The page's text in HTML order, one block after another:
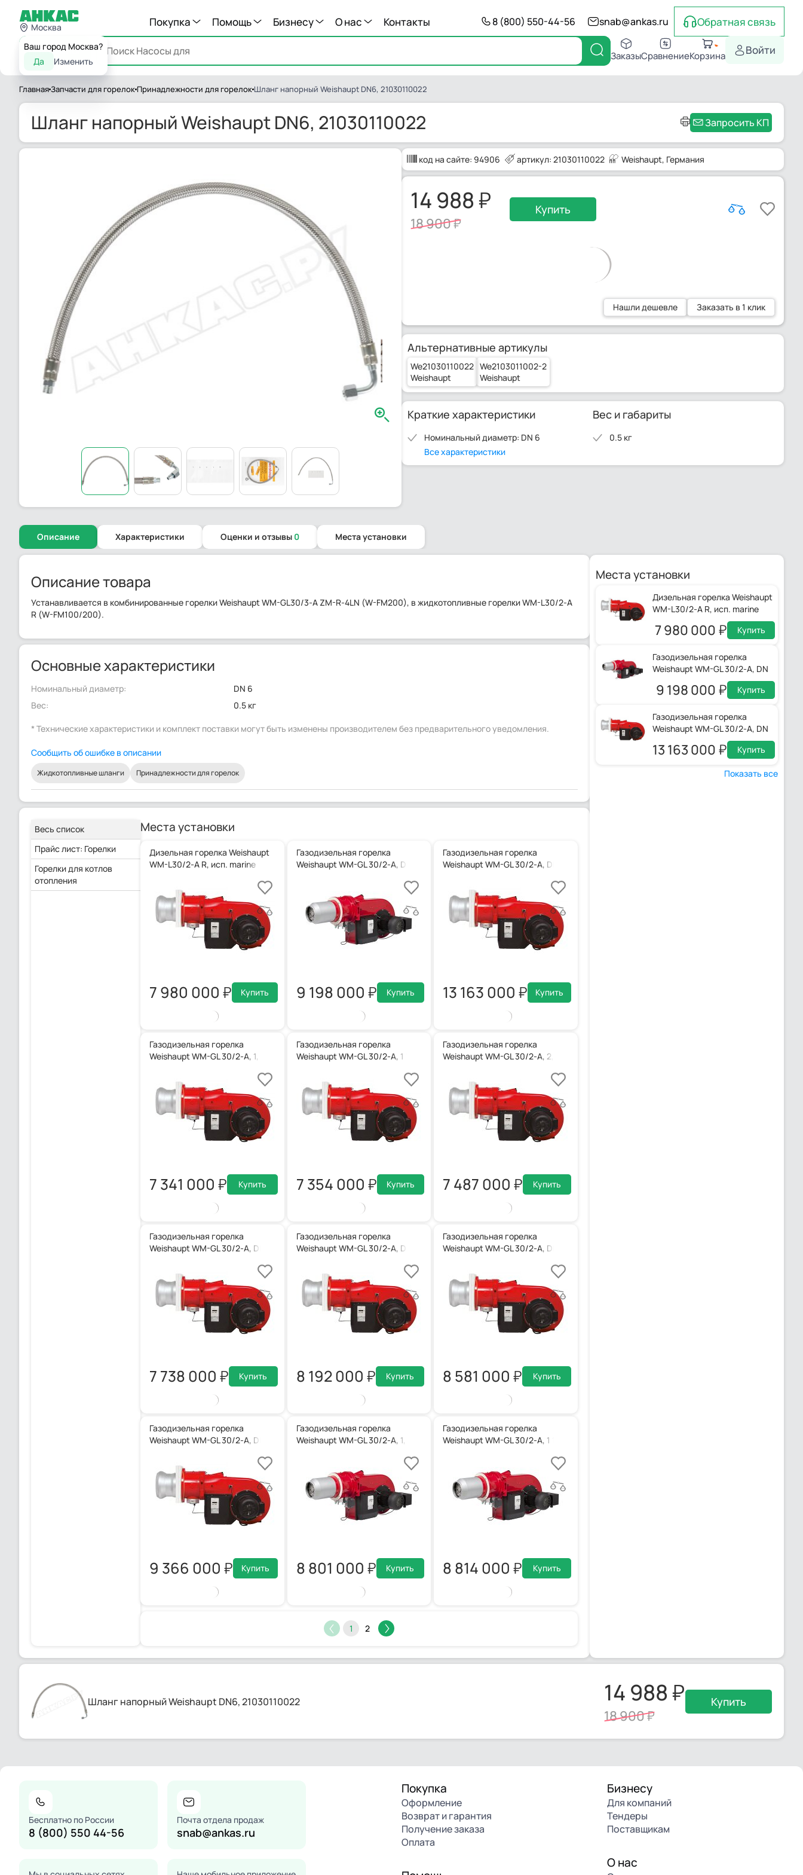
Москва
Ваш город Москва?
Да
Изменить
Покупка Помощь Бизнесу О нас Контакты 8 (800) 550-44-56 snab@ankas.ru Обратная связь
Каталог ЗаказыСравнениеКорзина Войти
ГлавнаяЗапчасти для горелок Принадлежности для горелок Шланг напорный Weishaupt DN6, 21030110022
Шланг напорный Weishaupt DN6, 21030110022 Запросить КП
код на сайте: 94906 артикул: 21030110022 Weishaupt, Германия
14 988
18 900
Купить
Нашли дешевле Заказать в 1 клик
Альтернативные артикулы
We21030110022
Weishaupt
We2103011002-2
Weishaupt
Краткие характеристики
Номинальный диаметр: DN 6
Все характеристики
Вес и габариты
0.5 кг
Описание Характеристики Оценки и отзывы 0 Места установки
Описание товара
Устанавливается в комбинированные горелки Weishaupt WM-GL30/3-A ZM-R-4LN (W-FM200), в жидкотопливные горелки WM-L30/2-A
R (W-FM100/200).
Основные характеристики
Номинальный диаметр:
DN 6
Вес:
0.5 кг
* Технические характеристики и комплект поставки могут быть изменены производителем без предварительного уведомления.
Сообщить об ошибке в описании
Жидкотопливные шланги Принадлежности для горелок
Весь список
Прайс лист: Горелки
Горелки для котлов
отопления
Места установки
Дизельная горелка Weishaupt
WM-L30/2-A R, исп. marine
7 980 000 Купить
Газодизельная горелка
Weishaupt WM-GL 30/2-A, DN 65, ZM-R
9 198 000 Купить
Газодизельная горелка
Weishaupt WM-GL 30/2-A, DN 80, ZM-R-3LN
13 163 000 Купить
Газодизельная горелка
Weishaupt WM-GL 30/2-A, 1, ZM-T
7 341 000 Купить
Газодизельная горелка
Weishaupt WM-GL 30/2-A, 1 1/2, ZM-T
7 354 000 Купить
Газодизельная горелка
Weishaupt WM-GL 30/2-A, 2, ZM-T
7 487 000 Купить
Газодизельная горелка
Weishaupt WM-GL 30/2-A, DN 65, ZM-T
7 738 000 Купить
Газодизельная горелка
Weishaupt WM-GL 30/2-A, DN 80, ZM-T
8 192 000 Купить
Газодизельная горелка
Weishaupt WM-GL 30/2-A, DN 100, ZM-T
8 581 000 Купить
Газодизельная горелка
Weishaupt WM-GL 30/2-A, DN 125, ZM-T
9 366 000 Купить
Газодизельная горелка
Weishaupt WM-GL 30/2-A, 1, ZM-R
8 801 000 Купить
Газодизельная горелка
Weishaupt WM-GL 30/2-A, 1 1/2, ZM-R
8 814 000 Купить
1 2
Места установки
Дизельная горелка Weishaupt
WM-L30/2-A R, исп. marine
7 980 000 Купить
Газодизельная горелка
Weishaupt WM-GL 30/2-A, DN
9 198 000 Купить
Газодизельная горелка
Weishaupt WM-GL 30/2-A, DN
13 163 000 Купить
Показать все
Шланг напорный Weishaupt DN6, 21030110022 14 988
18 900
Купить
Бесплатно по России
8 (800) 550 44-56
Почта отдела продаж
snab@ankas.ru
Покупка
Оформление
Возврат и гарантия
Получение заказа
Оплата
Бизнесу
Для компаний
Тендеры
Поставщикам
О нас